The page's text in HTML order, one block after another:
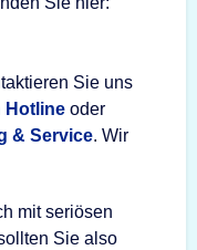
Sie uns
Hotline oder
& Service. Wir
mit seriösen
Sie also